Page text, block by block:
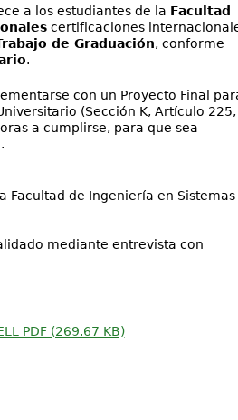
a los estudiantes de la Facultad
certificaciones
de Graduación, conforme
.
con un Proyecto Final
(Sección K, Artículo 225,
a cumplirse, para que sea
de Ingeniería en Sistemas
mediante entrevista con
PDF (269.67 KB)